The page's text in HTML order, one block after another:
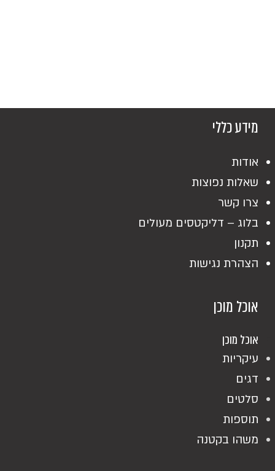
אוכל מוכן
אוכל מוכן
עיקריות
דגים
סלטים
תוספות
משהו בקטנה
מידע כללי
אודות
שאלות נפוצות
צרו קשר
בלוג – דליקטסים מעולים
תקנון
הצהרת נגישות